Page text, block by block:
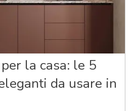
la casa: le 5
da usare in